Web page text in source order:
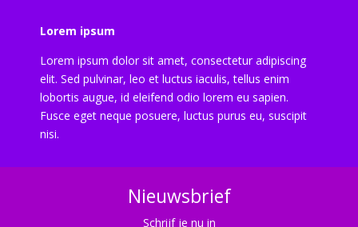
Lorem ipsum
Lorem ipsum dolor sit amet, consectetur adipiscing
elit. Sed pulvinar, leo et luctus iaculis, tellus enim
lobortis augue, id eleifend odio lorem eu sapien.
Fusce eget neque posuere, luctus purus eu, suscipit
nisi.
Nieuwsbrief
Schrijf je nu in